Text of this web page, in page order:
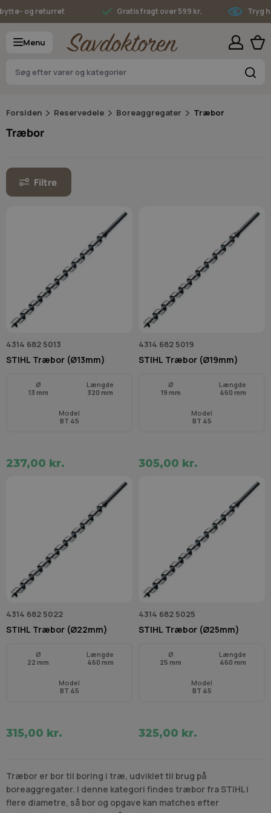
Skip to Content
og returret Gratis fragt over 599 kr. Tryg
Menu
Forsiden Reservedele Boreaggregater Træbor
Træbor
Filtre
4314 682 5013
STIHL Træbor (Ø13mm)
Ø
13 mm
Længde
320 mm
Model
BT 45
237,00 kr.
4314 682 5019
STIHL Træbor (Ø19mm)
Ø
19 mm
Længde
460 mm
Model
BT 45
305,00 kr.
4314 682 5022
STIHL Træbor (Ø22mm)
Ø
22 mm
Længde
460 mm
Model
BT 45
315,00 kr.
4314 682 5025
STIHL Træbor (Ø25mm)
Ø
25 mm
Længde
460 mm
Model
BT 45
325,00 kr.
Træbor er bor til boring i træ, udviklet til brug på
boreaggregater. I denne kategori findes træbor fra STIHL i
flere diametre, så bor og opgave kan matches efter